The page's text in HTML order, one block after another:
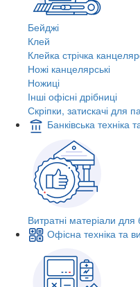
Бейджі
Клей
Клейка стрічка
Ножі канцелярські
Ножиці
Інші офісні дрібниці
Скріпки, затискачі для
Банківська техніка
Витратні матеріали для
Офісна техніка та